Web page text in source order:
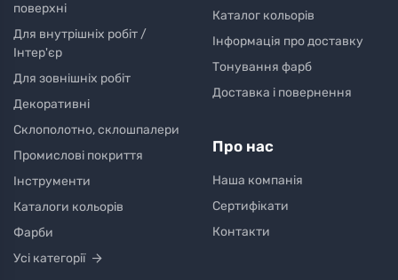
поверхні
Для внутрішніх робіт /
Інтер'єр
Для зовнішніх робіт
Декоративні
Склополотно, склошпалери
Промислові покриття
Інструменти
Каталоги кольорів
Фарби
Усі категорії
Каталог кольорів
Інформація про доставку
Тонування фарб
Доставка і повернення
Про нас
Наша компанія
Сертифікати
Контакти